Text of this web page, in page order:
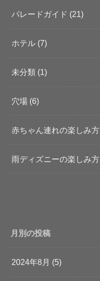
パレードガイド (21)
ホテル (7)
未分類 (1)
穴場 (6)
赤ちゃん連れの楽しみ方
雨ディズニーの楽しみ方
月別の投稿
2024年8月 (5)